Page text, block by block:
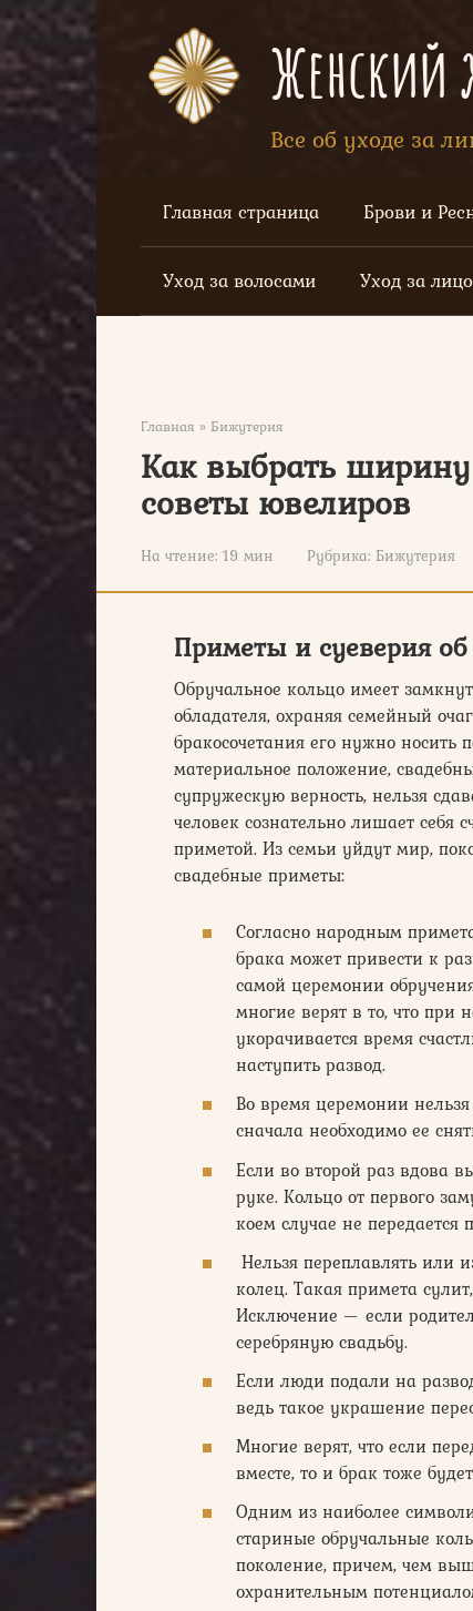
Перейти
к
контенту
Женский
Все об уходе за
Главная страница Брови и
Уход за волосами Уход за
Главная » Бижутерия
Как выбрать
советы ювелиров
На чтение: 19 мин Рубрика: Бижутерия
Приметы и суеверия
Обручальное кольцо имеет
обладателя, охраняя семейный
бракосочетания его нужно
материальное положение,
супружескую верность, нельзя
человек сознательно лишает себя
приметой. Из семьи уйдут мир,
свадебные приметы:
Согласно народным
брака может привести к
самой церемонии
многие верят в то, что
укорачивается время
наступить развод.
Во время церемонии
сначала необходимо ее
Если во второй раз вдова
руке. Кольцо от первого
коем случае не передается
Нельзя переплавлять или
колец. Такая примета
Исключение — если
серебряную свадьбу.
Если люди подали на
ведь такое украшение
Многие верят, что если
вместе, то и брак тоже
Одним из наиболее
стариные обручальные
поколение, причем, чем
охранительным